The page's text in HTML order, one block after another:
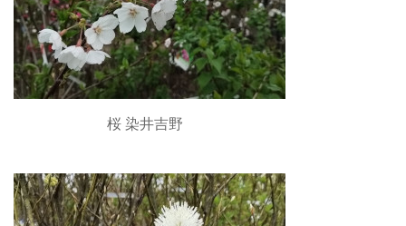
桜 染井吉野